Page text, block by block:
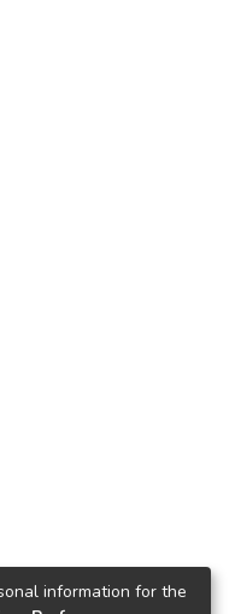
information for the